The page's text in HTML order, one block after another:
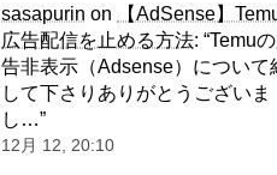
sasapurin on
【AdSense】
広告配信を止める方法: “Temu
告非表示（Adsense）について
して下さりありがとうございま
し…”
12月 12, 20:10